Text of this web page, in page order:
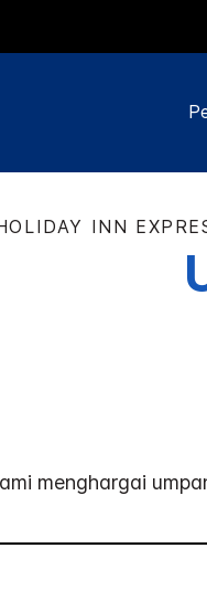
INN
menghargai